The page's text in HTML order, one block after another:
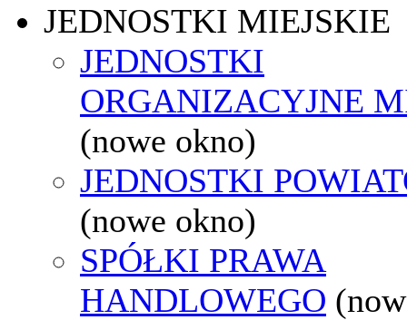
JEDNOSTKI MIEJSKIE
JEDNOSTKI
ORGANIZACYJNE
(nowe okno)
JEDNOSTKI
(nowe okno)
SPÓŁKI PRAWA
HANDLOWEGO